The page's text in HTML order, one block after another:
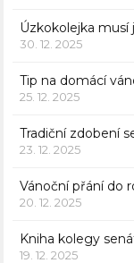
Úzkokolejka musí
30. 12. 2025
Tip na domácí
25. 12. 2025
Tradiční zdobení
23. 12. 2025
Vánoční přání do
20. 12. 2025
Kniha kolegy
19. 12. 2025